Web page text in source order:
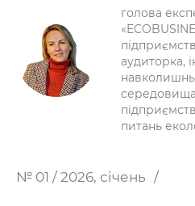
голова
аудиторка,
питань
№ 01 / 2026, січень